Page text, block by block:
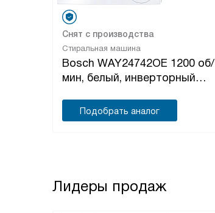
Стиральная машина
Bosch WAY24742OE 1200 об/
мин, белый, инверторный
Снят с производства
Подобрать аналог
Лидеры продаж